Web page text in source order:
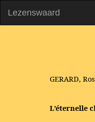
Lezenswaard
GERARD,
L’éternelle